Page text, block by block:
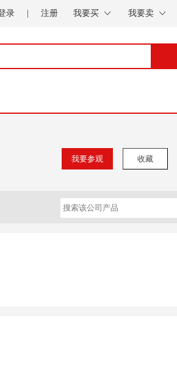
录 注册 我要买 我要卖
我要参观 收藏